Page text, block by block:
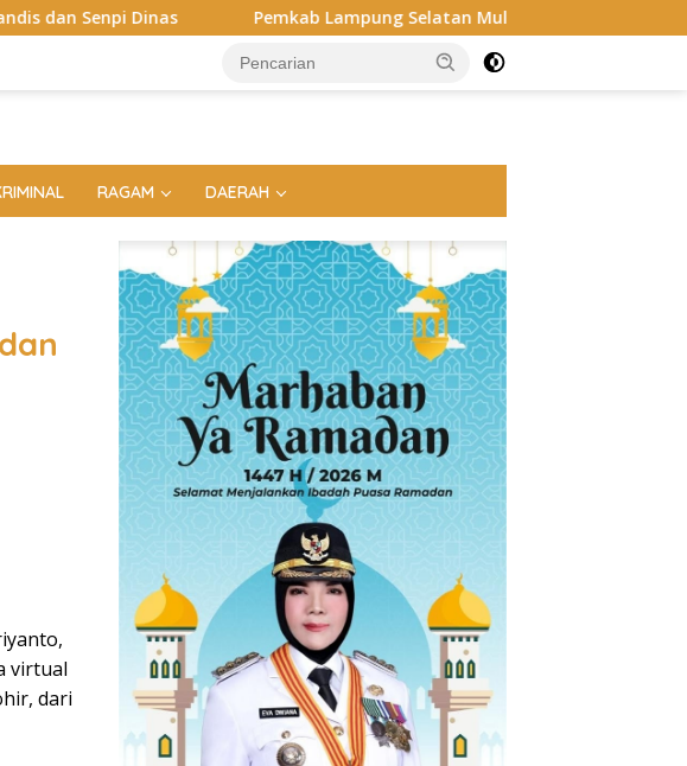
Pemkab Lampung Selatan Mulai Benahi Jalan RA Basyid, Ruas Strategis
RAGAM DAERAH
virtual
dari